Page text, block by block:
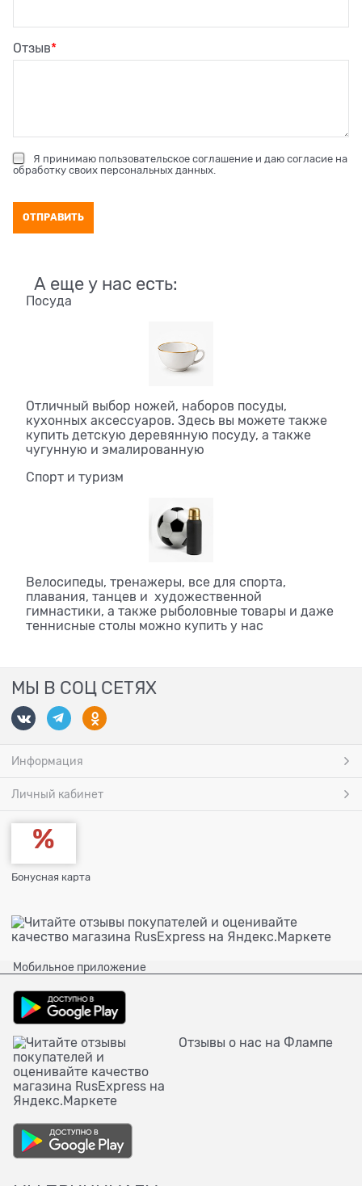
Отзыв
Я принимаю пользовательское соглашение и даю согласие на
обработку своих персональных данных
А еще у нас есть:
Посуда
Отличный выбор ножей, наборов посуды,
кухонных аксессуаров. Здесь вы можете также
купить детскую деревянную посуду, а также
чугунную и эмалированную
Спорт и туризм
Велосипеды, тренажеры, все для спорта,
плавания, танцев и художественной
гимнастики, а также рыболовные товары и даже
теннисные столы можно купить у нас
МЫ В СОЦ СЕТЯХ
Информация
Личный кабинет
Бонусная карта
Мобильное приложение
Отзывы о нас на Флампе